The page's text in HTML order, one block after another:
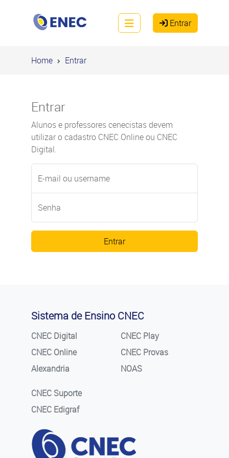
Entrar
Home Entrar
Entrar
Alunos e professores cenecistas devem
utilizar o cadastro CNEC Onlineou CNEC
Digital.
E-mail ou username
Senha
Entrar
Sistema de Ensino CNEC
CNEC Digital
CNEC Online
Alexandria
CNEC Play
CNEC Provas
NOAS
CNEC Suporte
CNEC Edigraf